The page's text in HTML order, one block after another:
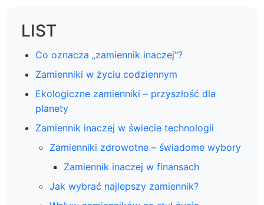
LIST
Co oznacza „zamiennik inaczej”?
Zamienniki w życiu codziennym
Ekologiczne zamienniki – przyszłość dla
planety
Zamiennik inaczej w świecie technologii
Zamienniki zdrowotne – świadome wybory
Zamiennik inaczej w finansach
Jak wybrać najlepszy zamiennik?